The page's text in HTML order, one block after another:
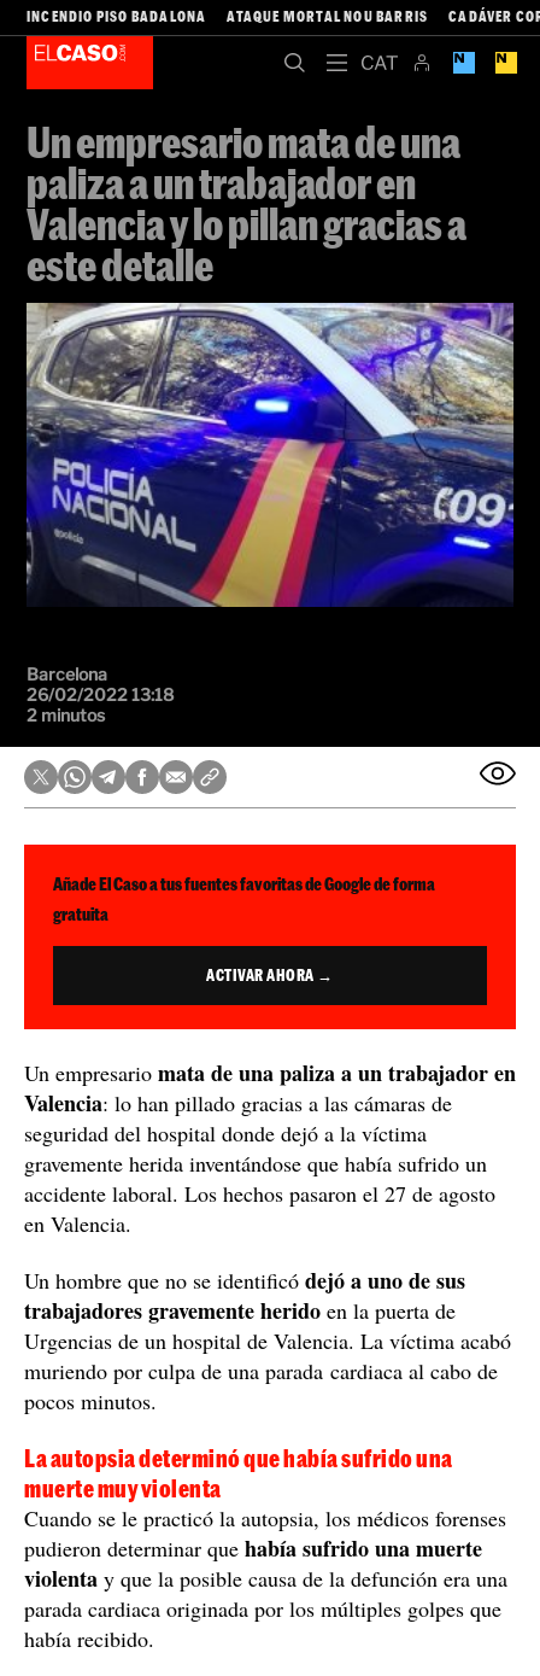
INCENDIO PISO BADALONA ATAQUE MORTAL NOU BARRIS CADÁVER
Un empresario mata de una
paliza a un trabajador en
Valencia y lo pillan gracias a
este detalle
Barcelona
26/02/2022 13:18
2 minutos
Añade El Caso a tus fuentes favoritas de Google de forma
gratuita
ACTIVAR AHORA →
Un empresario mata de una paliza a un trabajador en
Valencia: lo han pillado gracias a las cámaras de
seguridad del hospital donde dejó a la víctima
gravemente herida inventándose que había sufrido un
accidente laboral. Los hechos pasaron el 27 de agosto
en Valencia.
Un hombre que no se identificó dejó a uno de sus
trabajadores gravemente herido en la puerta de
Urgencias de un hospital de Valencia. La víctima acabó
muriendo por culpa de una parada cardiaca al cabo de
pocos minutos.
La autopsia determinó que había sufrido una
muerte muy violenta
Cuando se le practicó la autopsia, los médicos forenses
pudieron determinar que había sufrido una muerte
violenta y que la posible causa de la defunción era una
parada cardiaca originada por los múltiples golpes que
había recibido.